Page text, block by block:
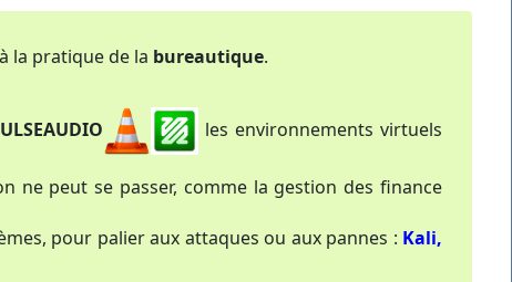
la pratique de la bureautique.
les environnements virtuels
peut se passer, comme la gestion des finance
pour palier aux attaques ou aux pannes : Kali,